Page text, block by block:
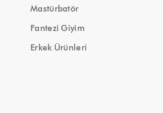
Mastürbatör
Fantezi Giyim
Erkek Ürünleri